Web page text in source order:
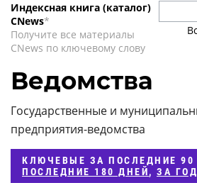
Индексная книга (каталог)
CNews*
Получите все материалы
CNews по ключевому слову
Ведомства
Государственные и
предприятия-ведомства
КЛЮЧЕВЫЕ ЗА ПОСЛЕДНИЕ 90
ПОСЛЕДНИЕ 180 ДНЕЙ, ЗА ГОД